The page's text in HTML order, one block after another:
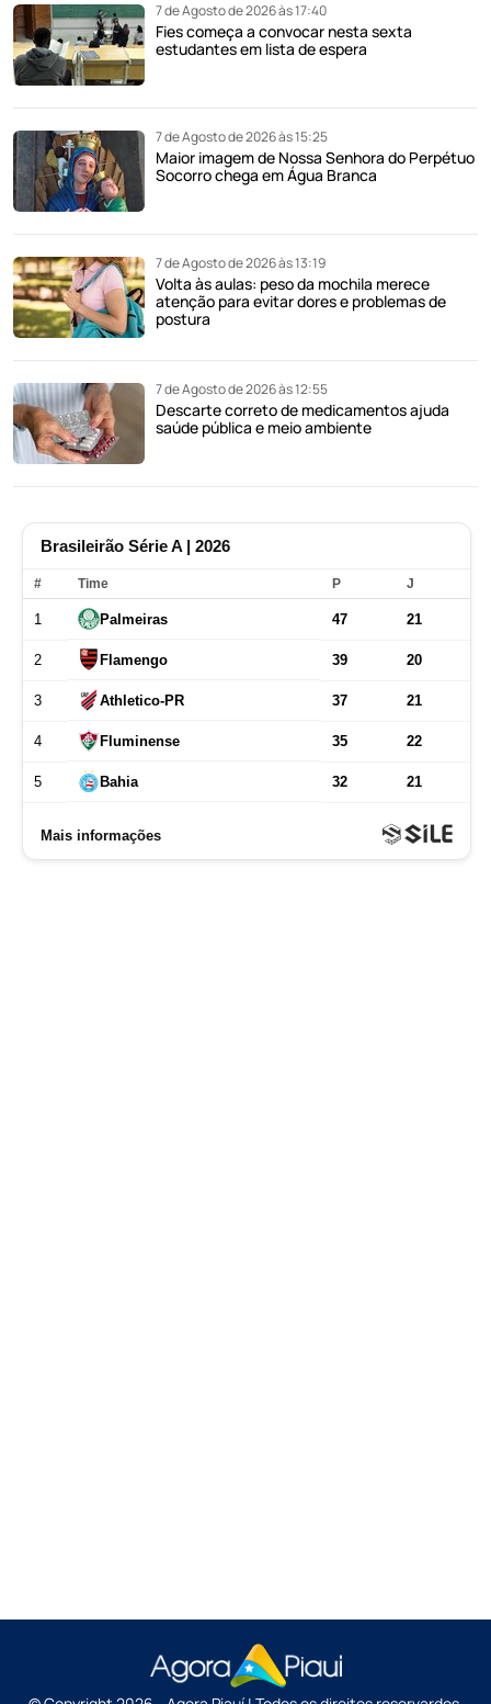
7 de Agosto de 2026 às 17:40
Fies começa a convocar nesta sexta
estudantes em lista de espera
7 de Agosto de 2026 às 15:25
Maior imagem de Nossa Senhora do Perpétuo
Socorro chega em Água Branca
7 de Agosto de 2026 às 13:19
Volta às aulas: peso da mochila merece
atenção para evitar dores e problemas de
postura
7 de Agosto de 2026 às 12:55
Descarte correto de medicamentos ajuda
saúde pública e meio ambiente